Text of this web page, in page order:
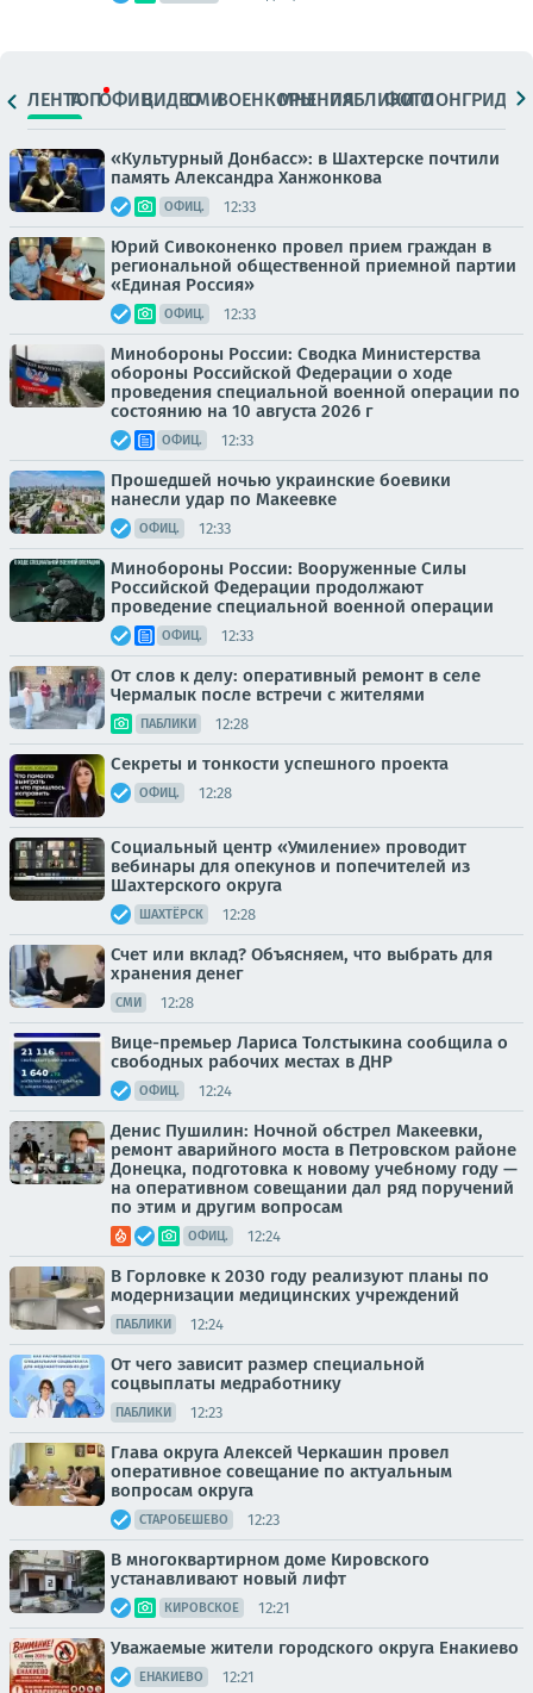
ЛЕНТАТОПОФИЦ.ВИДЕОСМИВОЕНКОРЫМНЕНИЯПАБЛИКИ
ФОТОЛОНГРИДЫ
«Культурный Донбасс»: в Шахтерске почтили
память Александра Ханжонкова
ОФИЦ. 12:33
Юрий Сивоконенко провел прием граждан в
региональной общественной приемной партии
«Единая Россия»
ОФИЦ. 12:33
Минобороны России: Сводка Министерства
обороны Российской Федерации о ходе
проведения специальной военной операции по
состоянию на 10 августа 2026 г
ОФИЦ. 12:33
Прошедшей ночью украинские боевики
нанесли удар по Макеевке
ОФИЦ. 12:33
Минобороны России: Вооруженные Силы
Российской Федерации продолжают
проведение специальной военной операции
ОФИЦ. 12:33
От слов к делу: оперативный ремонт в селе
Чермалык после встречи с жителями
ПАБЛИКИ 12:28
Секреты и тонкости успешного проекта
ОФИЦ. 12:28
Социальный центр «Умиление» проводит
вебинары для опекунов и попечителей из
Шахтерского округа
ШАХТЁРСК 12:28
Счет или вклад? Объясняем, что выбрать для
хранения денег
СМИ 12:28
Вице-премьер Лариса Толстыкина сообщила о
свободных рабочих местах в ДНР
ОФИЦ. 12:24
Денис Пушилин: Ночной обстрел Макеевки,
ремонт аварийного моста в Петровском районе
Донецка, подготовка к новому учебному году —
на оперативном совещании дал ряд поручений
по этим и другим вопросам
ОФИЦ. 12:24
В Горловке к 2030 году реализуют планы по
модернизации медицинских учреждений
ПАБЛИКИ 12:24
От чего зависит размер специальной
соцвыплаты медработнику
ПАБЛИКИ 12:23
Глава округа Алексей Черкашин провел
оперативное совещание по актуальным
вопросам округа
СТАРОБЕШЕВО 12:23
В многоквартирном доме Кировского
устанавливают новый лифт
КИРОВСКОЕ 12:21
Уважаемые жители городского округа Енакиево
ЕНАКИЕВО 12:21